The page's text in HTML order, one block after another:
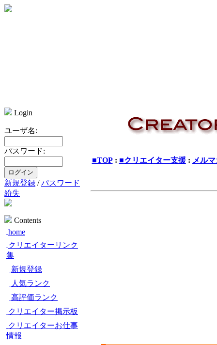
Login
ユーザ名:
パスワード:
新規登録 /パスワード
紛失
Contents
home
クリエイターリンク
集
新規登録
人気ランク
高評価ランク
クリエイター掲示板
クリエイターお仕事
情報
■TOP: ■クリエイター支援: メル